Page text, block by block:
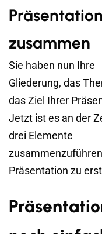
Präsentation
zusammen
Sie haben nun Ihre
Gliederung, das
das Ziel Ihrer
Jetzt ist es an der
drei Elemente
Präsentation zu